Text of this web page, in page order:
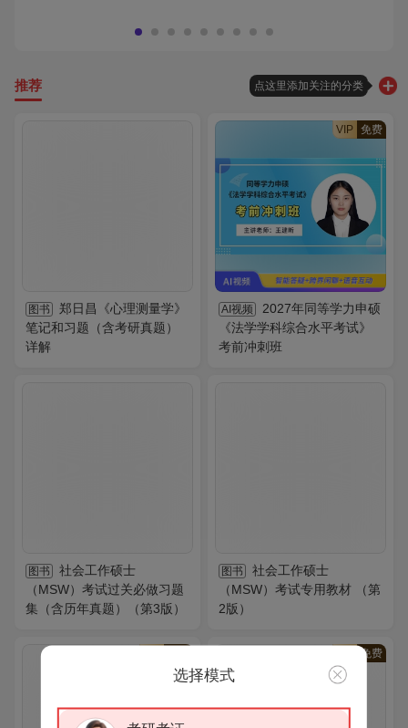
推荐 点这里添加关注的分类
图书
郑日昌《心理测量学》
笔记和习题（含考研真题）
详解
VIP 免费
AI视频
2027年同等学力申硕
《法学学科综合水平考试》
考前冲刺班
图书
社会工作硕士
（MSW）考试过关必做习题
集（含历年真题）（第3版）
图书
社会工作硕士
（MSW）考试专用教材 （第
2版）
免费
选择模式